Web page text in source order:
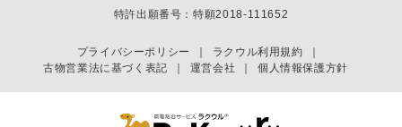
プライバシーポリシー ｜ ラクウル利用規約
｜
古物営業法に基づく表記
｜ 運営会社 ｜ 個人情報保護方針
特許出願番号：特願2018-111652